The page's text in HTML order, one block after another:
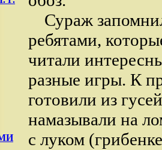
Сураж
ребятами,
читали
разные игры. К
готовили из
намазывали на
с луком